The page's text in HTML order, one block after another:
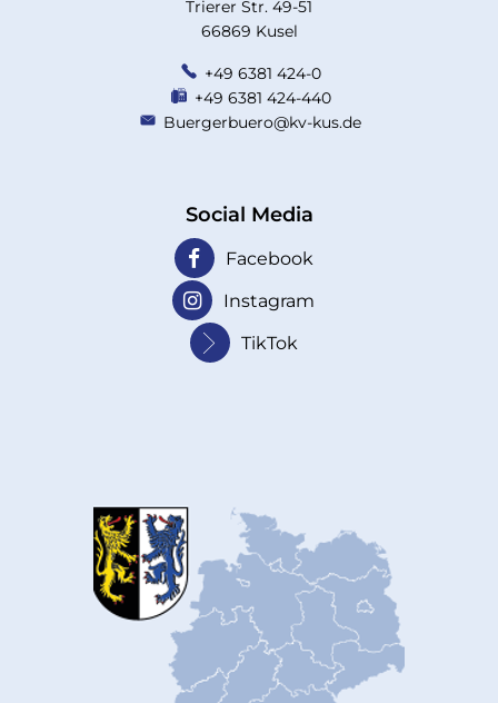
Trierer Str. 49-51
66869 Kusel
+49 6381 424-0
+49 6381 424-440
Buergerbuero@kv-kus.de
Social Media
Facebook
Instagram
TikTok